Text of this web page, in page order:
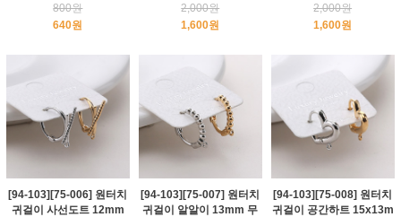
800원
640원
2,000원
1,600원
2,000원
1,600원
[94-103][75-006] 원터치
귀걸이 사선도트 12mm
[94-103][75-007] 원터치
귀걸이 알알이 13mm 무
[94-103][75-008] 원터치
귀걸이 공간하트 15x13m